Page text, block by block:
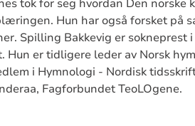
tok for seg hvordan Den norske
Hun har også forsket på
Spilling Bakkevig er sokneprest
Hun er tidligere leder av Norsk
i Hymnologi - Nordisk
Fagforbundet TeoLOgene.